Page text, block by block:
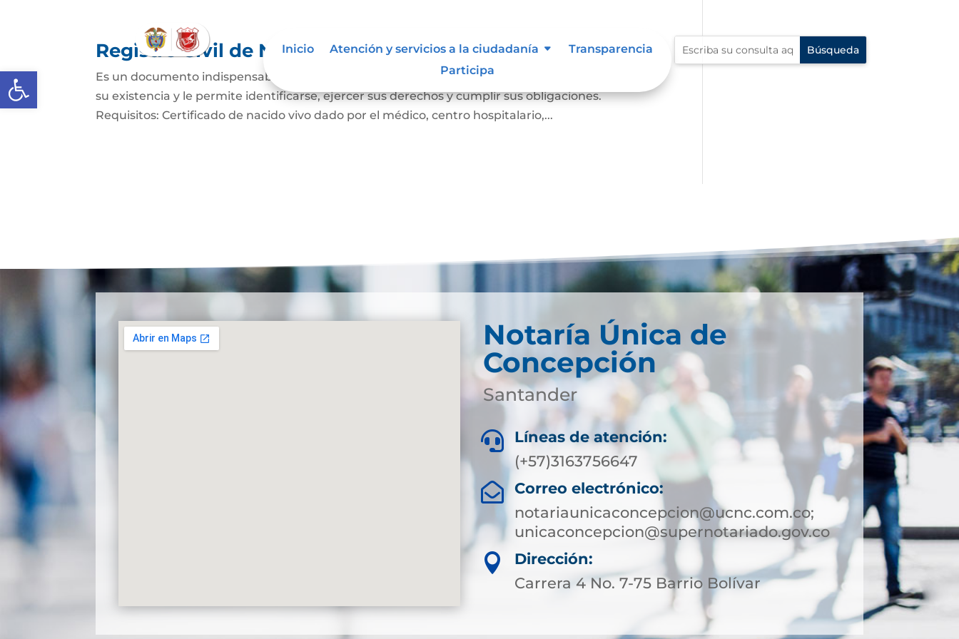
Abrir barra de herramientas
Inicio Atención y servicios a la ciudadanía
Transparencia
Participa
Registro Civil de Nacimiento
Es un documento indispensable mediante el cual la persona prueba ante la familia y la sociedad
su existencia y le permite identificarse, ejercer sus derechos y cumplir sus obligaciones.
Requisitos: Certificado de nacido vivo dado por el médico, centro hospitalario,...
Notaría Única de
Concepción
Santander

Líneas de atención:
(+57)3163756647

Correo electrónico:
notariaunicaconcepcion@ucnc.com.co;
unicaconcepcion@supernotariado.gov.co

Dirección:
Carrera 4 No. 7-75 Barrio Bolívar